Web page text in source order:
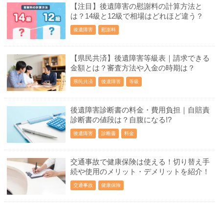
【注目】後遺障害の慰謝料の計算方法と
は？14級と12級で相場はどれほど違う？
後遺障害 慰謝料
【県民共済】後遺障害等級表｜請求できる
金額とは？審査方法や入金の時期は？
県民共済 後遺障害 等級
後遺障害診断書の料金・費用負担｜自賠責
診断書の値段は？自腹になる!?
後遺障害 診断書 料金
交通事故で健康保険は使える！切り替え手
続や使用のメリット・デメリットを紹介！
交通事故 健康保険